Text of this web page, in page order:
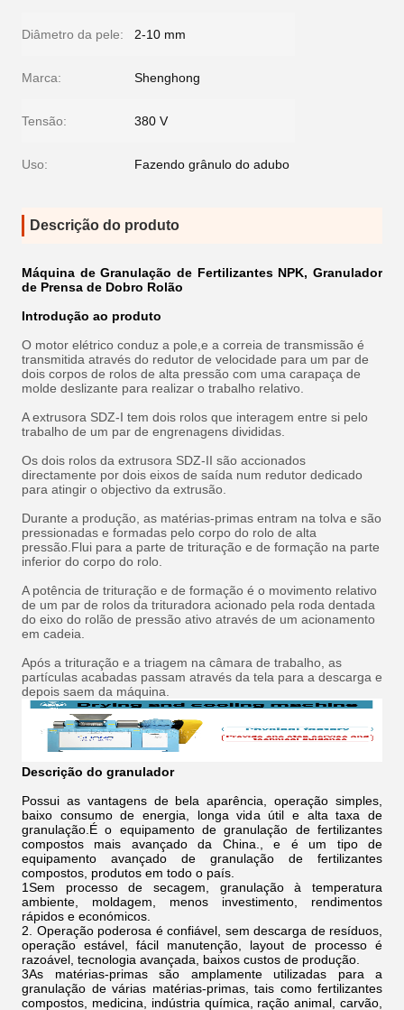
Diâmetro da pele: 2-10 mm
Marca: Shenghong
Tensão: 380 V
Uso: Fazendo grânulo do adubo
Descrição do produto
Máquina de Granulação de Fertilizantes NPK, Granulador
de Prensa de Dobro Rolão
Introdução ao produto
O motor elétrico conduz a pole,e a correia de transmissão é
transmitida através do redutor de velocidade para um par de
dois corpos de rolos de alta pressão com uma carapaça de
molde deslizante para realizar o trabalho relativo.
A extrusora SDZ-I tem dois rolos que interagem entre si pelo
trabalho de um par de engrenagens divididas.
Os dois rolos da extrusora SDZ-II são accionados
directamente por dois eixos de saída num redutor dedicado
para atingir o objectivo da extrusão.
Durante a produção, as matérias-primas entram na tolva e são
pressionadas e formadas pelo corpo do rolo de alta
pressão.Flui para a parte de trituração e de formação na parte
inferior do corpo do rolo.
A potência de trituração e de formação é o movimento relativo
de um par de rolos da trituradora acionado pela roda dentada
do eixo do rolão de pressão ativo através de um acionamento
em cadeia.
Após a trituração e a triagem na câmara de trabalho, as
partículas acabadas passam através da tela para a descarga e
depois saem da máquina.
Descrição do granulador
Possui as vantagens de bela aparência, operação simples,
baixo consumo de energia, longa vida útil e alta taxa de
granulação.É o equipamento de granulação de fertilizantes
compostos mais avançado da China., e é um tipo de
equipamento avançado de granulação de fertilizantes
compostos, produtos em todo o país.
1Sem processo de secagem, granulação à temperatura
ambiente, moldagem, menos investimento, rendimentos
rápidos e económicos.
2. Operação poderosa é confiável, sem descarga de resíduos,
operação estável, fácil manutenção, layout de processo é
razoável, tecnologia avançada, baixos custos de produção.
3As matérias-primas são amplamente utilizadas para a
granulação de várias matérias-primas, tais como fertilizantes
compostos, medicina, indústria química, ração animal, carvão,